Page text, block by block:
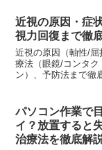
近視の原因・症
視力回復まで徹
近視の原因（軸性/
療法（眼鏡/コンタ
ン）、予防法まで徹
パソコン作業で
イ？放置すると
治療法を徹底解